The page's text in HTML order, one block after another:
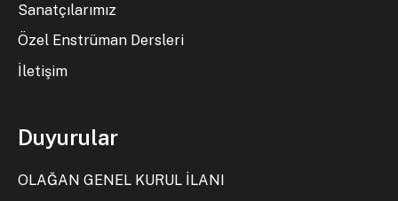
Sanatçılarımız
Özel Enstrüman Dersleri
İletişim
Duyurular
OLAĞAN GENEL KURUL İLANI